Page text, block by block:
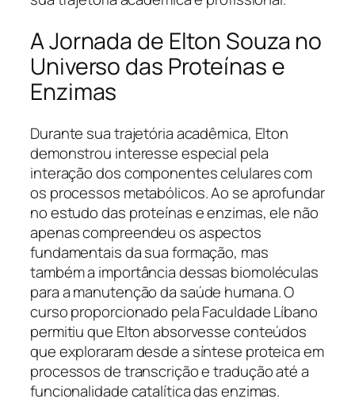
A Jornada de Elton Souza no
Universo das Proteínas e
Enzimas
Durante sua trajetória acadêmica, Elton
demonstrou interesse especial pela
interação dos componentes celulares com
os processos metabólicos. Ao se aprofundar
no estudo das proteínas e enzimas, ele não
apenas compreendeu os aspectos
fundamentais da sua formação, mas
também a importância dessas biomoléculas
para a manutenção da saúde humana. O
curso proporcionado pela Faculdade Líbano
permitiu que Elton absorvesse conteúdos
que exploraram desde a síntese proteica em
processos de transcrição e tradução até a
funcionalidade catalítica das enzimas.